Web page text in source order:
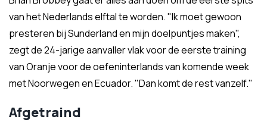
van het Nederlands elftal te worden. "Ik moet gewoon
presteren bij Sunderland en mijn doelpuntjes maken",
zegt de 24-jarige aanvaller vlak voor de eerste training
van Oranje voor de oefeninterlands van komende week
met Noorwegen en Ecuador. "Dan komt de rest vanzelf."
Afgetraind